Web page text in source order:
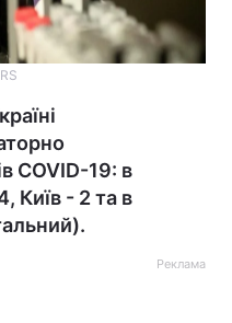
COVID-19: в
Київ - 2 та в
Реклама